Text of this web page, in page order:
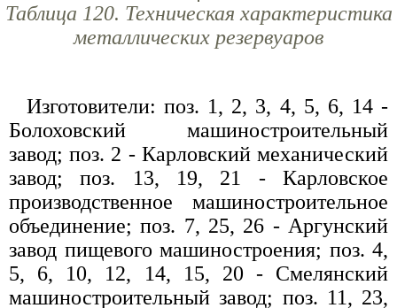
Таблица 120. Техническая характеристика
металлических резервуаров
Изготовители: поз. 1, 2, 3, 4, 5, 6, 14 -
Болоховский машиностроительный
завод; поз. 2 - Карловский механический
завод; поз. 13, 19, 21 - Карловское
производственное машиностроительное
объединение; поз. 7, 25, 26 - Аргунский
завод пищевого машиностроения; поз. 4,
5, 6, 10, 12, 14, 15, 20 - Смелянский
машиностроительный завод; поз. 11, 23,